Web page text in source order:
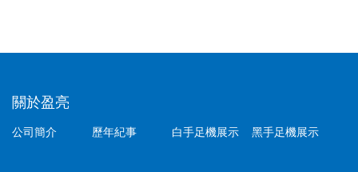
關於盈亮
公司簡介 歷年紀事 白手足機展示 黑手足機展示